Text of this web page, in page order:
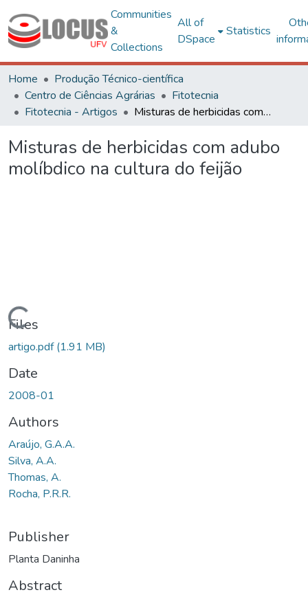
Communities
&
Collections
All of
DSpace
Statistics
Home
Produção Técnico-científica
Centro de Ciências Agrárias
Fitotecnia
Fitotecnia - Artigos
Misturas de herbicidas com adubo molíbdico na cultura do feijão
Misturas de herbicidas com adubo
molíbdico na cultura do feijão
Files
artigo.pdf(1.91 MB)
Date
2008-01
Authors
Araújo, G.A.A.
Silva, A.A.
Thomas, A.
Rocha, P.R.R.
Publisher
Planta Daninha
Abstract